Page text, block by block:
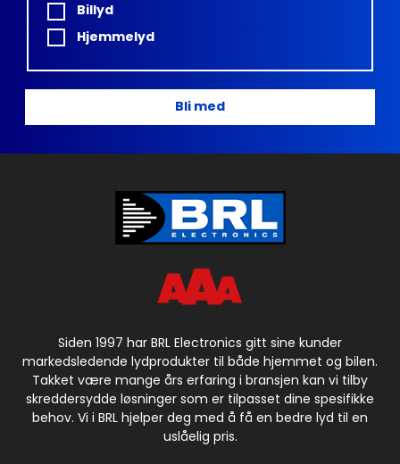
Billyd
Hjemmelyd
Bli med
Siden 1997 har BRL Electronics gitt sine kunder
markedsledende lydprodukter til både hjemmet og bilen.
Takket være mange års erfaring i bransjen kan vi tilby
skreddersydde løsninger som er tilpasset dine spesifikke
behov. Vi i BRL hjelper deg med å få en bedre lyd til en
uslåelig pris.